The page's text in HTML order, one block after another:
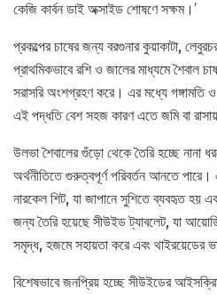
কেজি কার্বন ডাই অক্সাইড শোষণে সক্ষম।’
প্রকল্পের চাষের জন্য বরগুনার কুয়াকাটা,
প্রাথমিকভাবে রশি ও জালের মাধ্যমে শৈবাল
সরাসরি অংশগ্রহণ করে। এর মধ্যে গঙ্গামতি
এই পদ্ধতি বেশ সহজ কারণ এতে জমি বা
উলভা শৈবালের গুঁড়ো থেকে তৈরি হচ্ছে নানা
অর্থনীতিতে গুরুত্বপূর্ণ পরিবর্তন আনতে পারে।
নারকেল শিট, যা জাপানে সুশিতে ব্যবহৃত হয়
জন্য তৈরি হয়েছে সীউইড ট্যাবলেট, যা
সমৃদ্ধ, হজমে সহায়তা করে এবং থাইরয়েডের
বিশেষভাবে জনপ্রিয় হচ্ছে সীউইডের